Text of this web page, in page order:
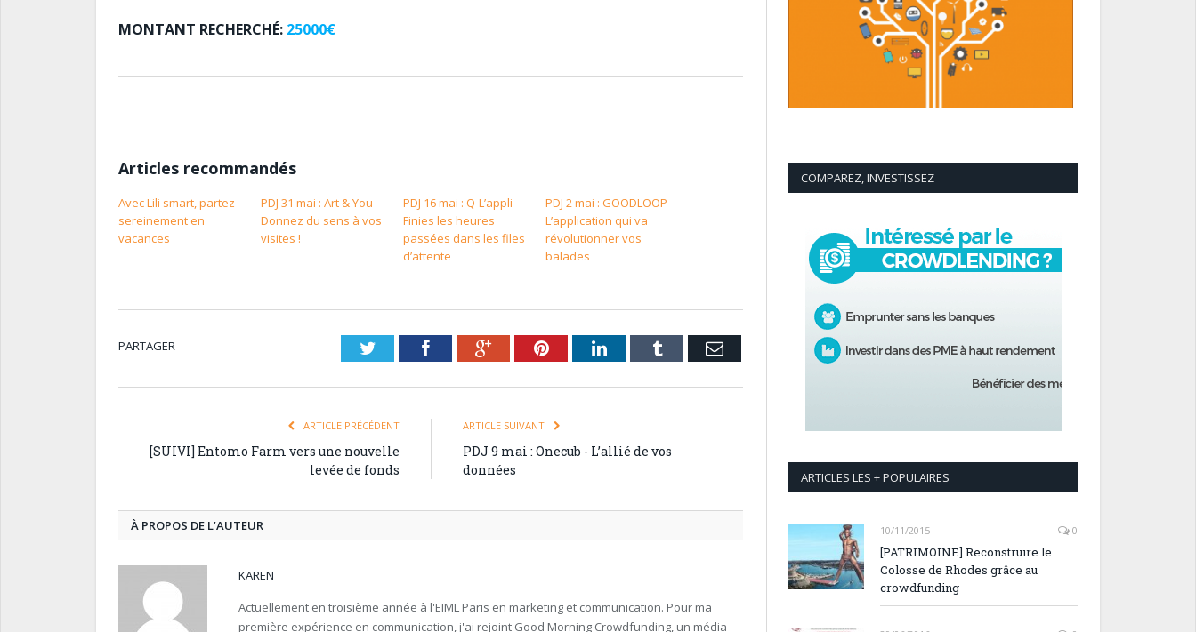
MONTANT RECHERCHÉ: 25000€
Articles recommandés
Avec Lili smart, partez
sereinement en
vacances
PDJ 31 mai : Art & You -
Donnez du sens à vos
visites !
PDJ 16 mai : Q-L’appli -
Finies les heures
passées dans les files
d’attente
PDJ 2 mai : GOODLOOP -
L’application qui va
révolutionner vos
balades
PARTAGER TwitterFacebookGoogle+PinterestLinkedInTumblr Email
ARTICLE PRÉCÉDENT
[SUIVI] Entomo Farm vers une nouvelle
levée de fonds
ARTICLE SUIVANT
PDJ 9 mai : Onecub - L’allié de vos
données
À PROPOS DE L’AUTEUR
KAREN
Actuellement en troisième année à l'EIML Paris en marketing et communication. Pour ma
première expérience en communication, j'ai rejoint Good Morning Crowdfunding, un média
COMPAREZ, INVESTISSEZ
ARTICLES LES + POPULAIRES
10/11/2015 0
[PATRIMOINE] Reconstruire le
Colosse de Rhodes grâce au
crowdfunding